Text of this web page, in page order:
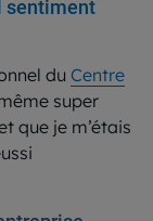
sentiment
du Centre
super
que je m’étais